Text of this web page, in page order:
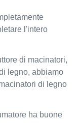
l'intero
di macinatori,
legno, abbiamo
di legno
ha buone